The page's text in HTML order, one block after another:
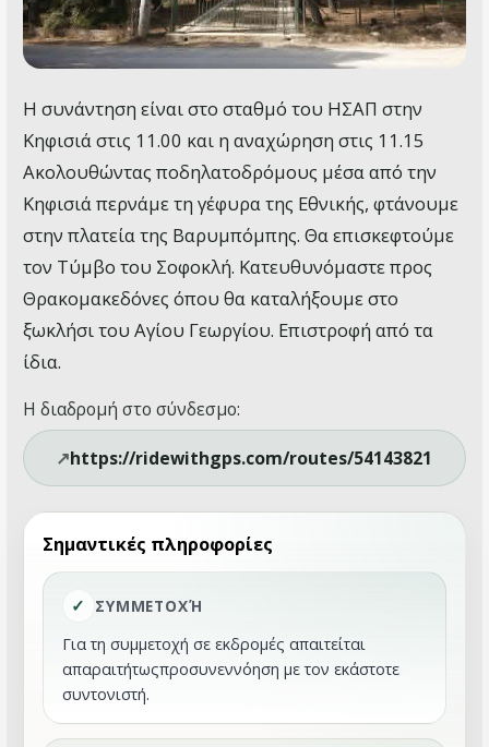
Η συνάντηση είναι στο σταθμό του ΗΣΑΠ στην
Κηφισιά στις 11.00 και η αναχώρηση στις 11.15
Ακολουθώντας ποδηλατοδρόμους μέσα από την
Κηφισιά περνάμε τη γέφυρα της Εθνικής, φτάνουμε
στην πλατεία της Βαρυμπόμπης. Θα επισκεφτούμε
τον Τύμβο του Σοφοκλή. Κατευθυνόμαστε προς
Θρακομακεδόνες όπου θα καταλήξουμε στο
ξωκλήσι του Αγίου Γεωργίου. Επιστροφή από τα
ίδια.
Η διαδρομή στο σύνδεσμο:
https://ridewithgps.com/routes/54143821
Σημαντικές πληροφορίες
ΣΥΜΜΕΤΟΧΉ
Για τη συμμετοχή σε εκδρομές απαιτείται
απαραιτήτωςπροσυνεννόηση με τον εκάστοτε
συντονιστή.